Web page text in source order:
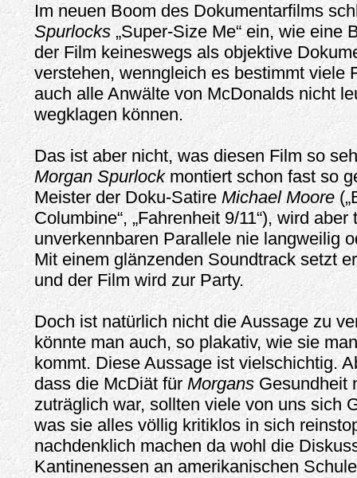
Im neuen Boom des Dokumentarfilms
Spurlocks „Super-Size Me“ ein, wie eine
der Film keineswegs als objektive
verstehen, wenngleich es bestimmt viele
auch alle Anwälte von McDonalds nicht
wegklagen können.
Das ist aber nicht, was diesen Film so
Morgan Spurlockmontiert schon fast so
Meister der Doku-Satire Michael Moore
Columbine“, „Fahrenheit 9/11“), wird aber
unverkennbaren Parallele nie langweilig
Mit einem glänzenden Soundtrack setzt
und der Film wird zur Party.
Doch ist natürlich nicht die Aussage zu
könnte man auch, so plakativ, wie sie
kommt. Diese Aussage ist vielschichtig.
dass die McDiät für Morgans Gesundheit
zuträglich war, sollten viele von uns sich
was sie alles völlig kritiklos in sich
nachdenklich machen da wohl die
Kantinenessen an amerikanischen